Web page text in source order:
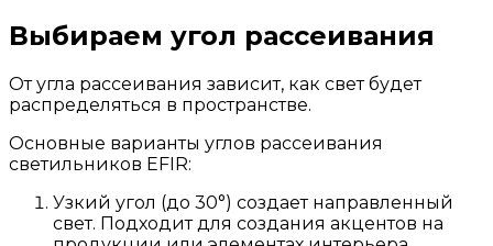
Выбираем угол рассеивания
От угла рассеивания зависит, как свет будет
распределяться в пространстве.
Основные варианты углов рассеивания
светильников EFIR:
Узкий угол (до 30°) создает направленный
свет. Подходит для создания акцентов на